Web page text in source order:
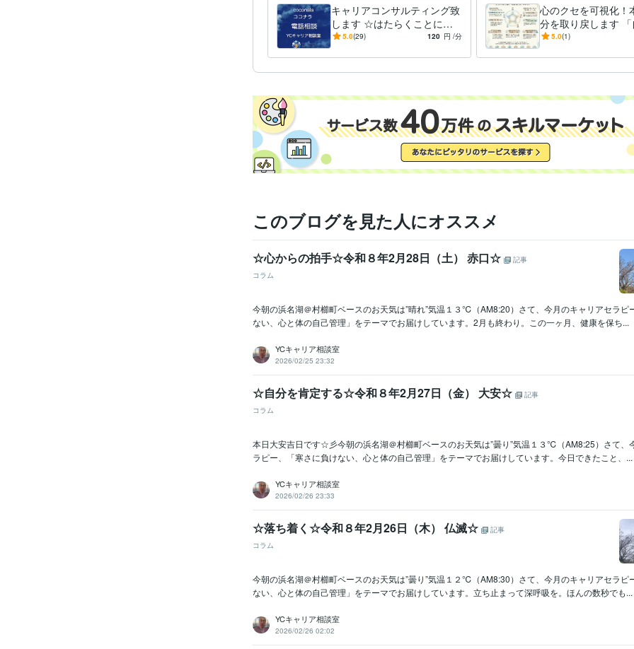
Adobe Photoshop:5年Adobe Illustrator:3年AutoCAD:5年
その他ツール ジョブカード:7年
得意分野 悩み相談・カウンセリング
キャリアカウンセリング・コンサルティ
クラフティング・コーチ
日本工業大学 1976年3月 ~ 1980年2月
キャリアコンサルティング致
します ☆はたらくことにつ
いての相談相手☆
5.0(29) 120 円 /分
心のクセを可視化！
分を取り戻します
変えたい」焦りを卒
5.0(1)
このブログを見た人にオススメ
☆心からの拍手☆令和８年2月28日（土） 赤口☆
記事
コラム
今朝の浜名湖＠村櫛町ベースのお天気は”晴れ”気温１３℃（AM8:20）さて、今月のキャリアセラピ
ない、心と体の自己管理」をテーマでお届けしています。2月も終わり。この一ヶ月、健康を保ち...
YCキャリア相談室
2026/02/25 23:32
☆自分を肯定する☆令和８年2月27日（金） 大安☆
記事
コラム
本日大安吉日です☆彡今朝の浜名湖＠村櫛町ベースのお天気は”曇り”気温１３℃（AM8:25）さて、
ラピー、「寒さに負けない、心と体の自己管理」をテーマでお届けしています。今日できたこと、...
YCキャリア相談室
2026/02/26 23:33
☆落ち着く☆令和８年2月26日（木） 仏滅☆
記事
コラム
今朝の浜名湖＠村櫛町ベースのお天気は”曇り”気温１２℃（AM8:30）さて、今月のキャリアセラピ
ない、心と体の自己管理」をテーマでお届けしています。立ち止まって深呼吸を。ほんの数秒でも...
YCキャリア相談室
2026/02/26 02:02